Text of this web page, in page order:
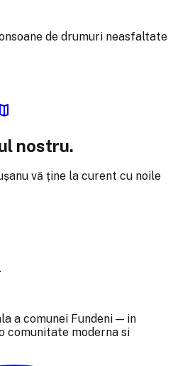
de drumuri neasfaltate
nostru.
vă ține la curent cu noile
a comunei Fundeni — in
comunitate moderna si